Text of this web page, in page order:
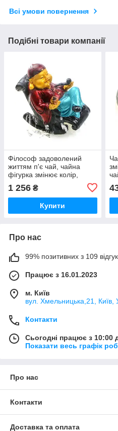
Всі умови повернення
Подібні товари компанії
Філософ задоволений
життям п'є чай, чайна
фігурка змінює колір,
1 256 ₴
Купити
Про нас
99% позитивних з 109
Працює з 16.01.2023
м. Київ
вул. Хмельницька,21, Київ,
Контакти
Сьогодні працює з 10:00
Показати весь графік
Про нас
Контакти
Доставка та оплата